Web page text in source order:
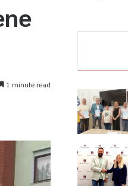
1 minute read